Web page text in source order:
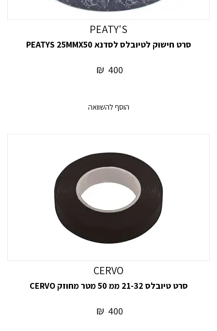
PEATY'S
סרט חישוק לטיובלס לסדנא PEATYS 25MMX50
400
₪
הוסף להשוואה
CERVO
סרט טיובלס 21-32 ממ 50 מטר מחוזק CERVO
400
₪